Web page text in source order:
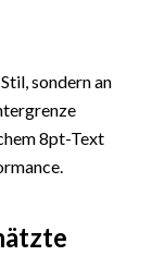
sondern an
8pt-Text